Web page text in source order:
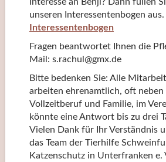
unseren Interessentenbogen aus.
Interessentenbogen
Fragen beantwortet Ihnen die
Mail: s.rachul@gmx.de
Bitte bedenken Sie: Alle
arbeiten ehrenamtlich, oft neben
Vollzeitberuf und Familie, im
könnte eine Antwort bis zu drei
Vielen Dank für Ihr Verständnis
das Team der Tierhilfe
Katzenschutz in Unterfranken e.